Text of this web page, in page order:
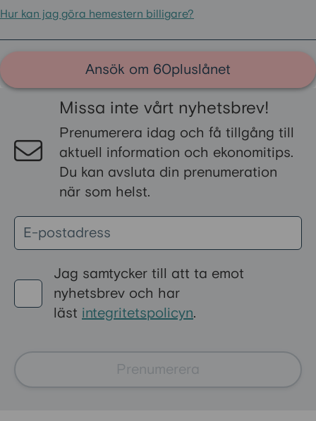
Hur kan jag göra hemestern billigare?
Ansök om 60pluslånet
Missa inte vårt nyhetsbrev!
Prenumerera idag och få tillgång till
aktuell information och ekonomitips.
Du kan avsluta din prenumeration
när som helst.
Jag samtycker till att ta emot
nyhetsbrev och har
läst integritetspolicyn.
Prenumerera